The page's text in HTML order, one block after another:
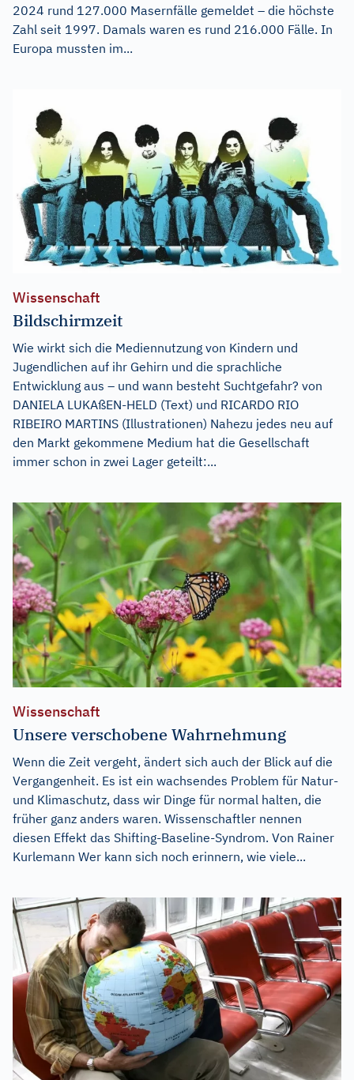
2024 rund 127.000 Masernfälle gemeldet – die höchste
Zahl seit 1997. Damals waren es rund 216.000 Fälle. In
Europa mussten im...
Wissenschaft
Bildschirmzeit
Wie wirkt sich die Mediennutzung von Kindern und
Jugendlichen auf ihr Gehirn und die sprachliche
Entwicklung aus – und wann besteht Suchtgefahr? von
DANIELA LUKAßEN-HELD (Text) und RICARDO RIO
RIBEIRO MARTINS (Illustrationen) Nahezu jedes neu auf
den Markt gekommene Medium hat die Gesellschaft
immer schon in zwei Lager geteilt:...
Wissenschaft
Unsere verschobene Wahrnehmung
Wenn die Zeit vergeht, ändert sich auch der Blick auf die
Vergangenheit. Es ist ein wachsendes Problem für Natur-
und Klimaschutz, dass wir Dinge für normal halten, die
früher ganz anders waren. Wissenschaftler nennen
diesen Effekt das Shifting-Baseline-Syndrom. Von Rainer
Kurlemann Wer kann sich noch erinnern, wie viele...